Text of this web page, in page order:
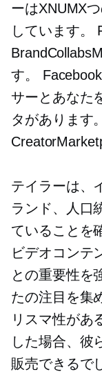
ーはXNUMX
しています。
す。
サーとあなた
タがあります
テイラーは、
ランド、人口
ていることを
ビデオコンテ
との重要性を
たの注目を集
リスマ性があ
した場合、彼
販売できるで